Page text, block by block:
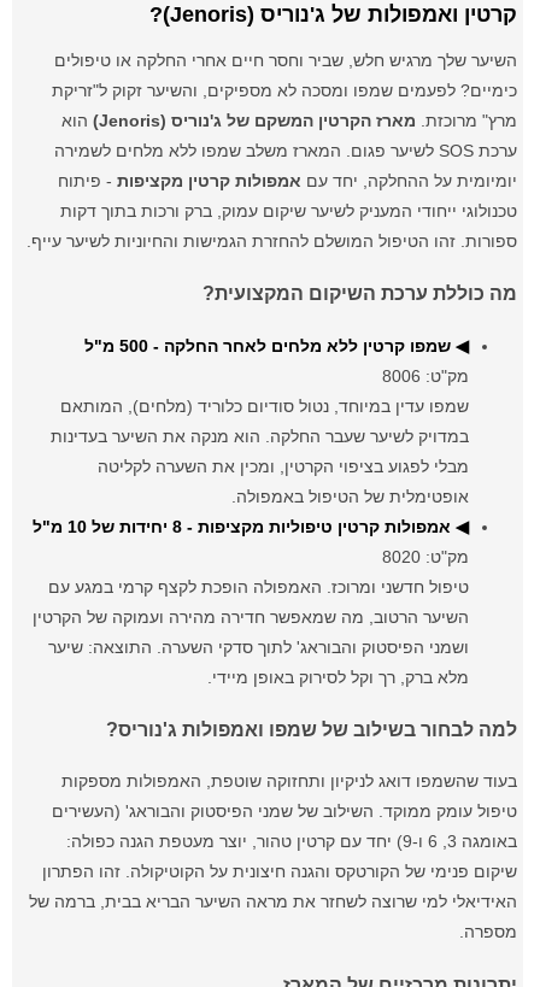
קרטין ואמפולות של ג'נוריס (Jenoris)?
השיער שלך מרגיש חלש, שביר וחסר חיים אחרי החלקה או טיפולים
כימיים? לפעמים שמפו ומסכה לא מספיקים, והשיער זקוק ל"זריקת
מרץ" מרוכזת. מארז הקרטין המשקם של ג'נוריס (Jenoris)
הוא
ערכת SOS לשיער פגום. המארז משלב שמפו ללא מלחים לשמירה
יומיומית על ההחלקה, יחד עם אמפולות קרטין מקציפות - פיתוח
טכנולוגי ייחודי המעניק לשיער שיקום עמוק, ברק ורכות בתוך דקות
ספורות. זהו הטיפול המושלם להחזרת הגמישות והחיוניות לשיער עייף.
מה כוללת ערכת השיקום המקצועית?
◀ שמפו קרטין ללא מלחים לאחר החלקה - 500 מ"ל
מק"ט: 8006
שמפו עדין במיוחד, נטול סודיום כלוריד (מלחים), המותאם
במדויק לשיער שעבר החלקה. הוא מנקה את השיער בעדינות
מבלי לפגוע בציפוי הקרטין, ומכין את השערה לקליטה
אופטימלית של הטיפול באמפולה.
◀ אמפולות קרטין טיפוליות מקציפות - 8 יחידות של 10 מ"ל
מק"ט: 8020
טיפול חדשני ומרוכז. האמפולה הופכת לקצף קרמי במגע עם
השיער הרטוב, מה שמאפשר חדירה מהירה ועמוקה של הקרטין
ושמני הפיסטוק והבוראג' לתוך סדקי השערה. התוצאה: שיער
מלא ברק, רך וקל לסירוק באופן מיידי.
למה לבחור בשילוב של שמפו ואמפולות ג'נוריס?
בעוד שהשמפו דואג לניקיון ותחזוקה שוטפת, האמפולות מספקות
טיפול עומק ממוקד. השילוב של שמני הפיסטוק והבוראג' (העשירים
באומגה 3, 6 ו-9) יחד עם קרטין טהור, יוצר מעטפת הגנה כפולה:
שיקום פנימי של הקורטקס והגנה חיצונית על הקוטיקולה. זהו הפתרון
האידיאלי למי שרוצה לשחזר את מראה השיער הבריא בבית, ברמה של
מספרה.